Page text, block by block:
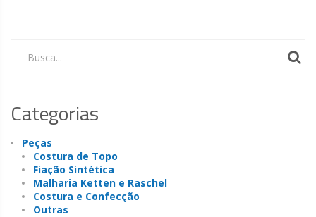
Busca...
Categorias
Peças
Costura de Topo
Fiação Sintética
Malharia Ketten e Raschel
Costura e Confecção
Outras